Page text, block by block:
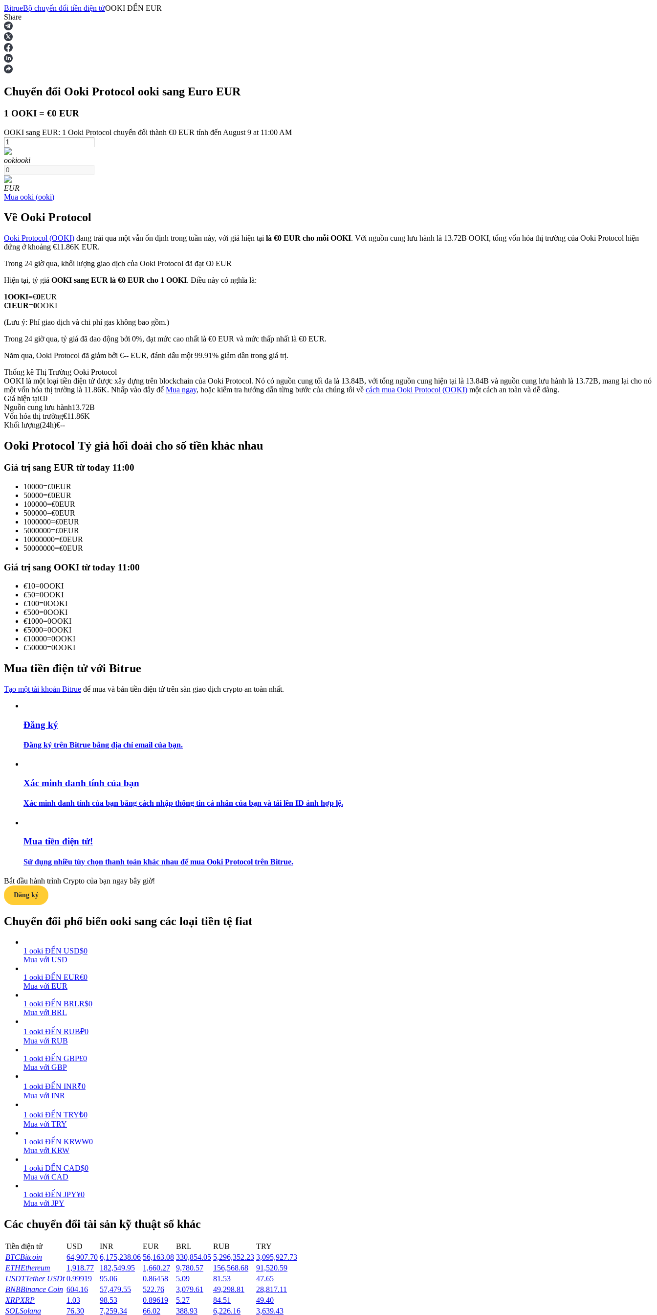
Hợp đồng tương lai
USDT Futures
Futures sử dụng USDT làm tài sản thế chấp
COIN-M Futures
Futures sử dụng token làm tài sản thế chấp
Futures sử dụng USDC làm tài sản thế chấp
Sao chép Giao dịch
Tham gia cùng các nhà giao dịch hàng đầu
Trở thành Nhà giao dịch Sao chép
Thông tin
Phân tích dữ liệu lớn bao gồm thông tin giao dịch, v.v.
Hướng dẫn
Chiến lược giao dịch
Học cách duy trì lợi nhuận
Làm cho tài sản của bạn tăng giá trị đều đặn
BitrueBộ chuyển đổi tiền điện tửOOKI ĐẾN EUR
Share
Chuyển đổi Ooki Protocol ooki sang Euro EUR
1 OOKI = €0 EUR
OOKI sang EUR: 1 Ooki Protocol chuyển đổi thành €0 EUR tính đến August 9 at 11:00 AM
ookiooki
EUR
Mua ooki (ooki)
Về Ooki Protocol
Ooki Protocol (OOKI) đang trải qua một vẫn ổn định trong tuần này, với giá hiện tại là €0 EUR cho mỗi OOKI. Với nguồn cung lưu hành là 13.72B OOKI, tổng vốn hóa thị trường của Ooki Protocol hiện
đứng ở khoảng €11.86K EUR.
Trong 24 giờ qua, khối lượng giao dịch của Ooki Protocol đã đạt €0 EUR
Hiện tại, tỷ giá OOKI sang EUR là €0 EUR cho 1 OOKI. Điều này có nghĩa là:
1OOKI=€0EUR
€1EUR=0OOKI
(Lưu ý: Phí giao dịch và chi phí gas không bao gồm.)
Trong 24 giờ qua, tỷ giá đã dao động bởi 0%, đạt mức cao nhất là €0 EUR và mức thấp nhất là €0 EUR.
Năm qua, Ooki Protocol đã giảm bởi €-- EUR, đánh dấu một 99.91% giảm dần trong giá trị.
Thống kê Thị Trường Ooki Protocol
OOKI là một loại tiền điện tử được xây dựng trên blockchain của Ooki Protocol. Nó có nguồn cung tối đa là 13.84B, với tổng nguồn cung hiện tại là 13.84B và nguồn cung lưu hành là 13.72B, mang lại cho nó
một vốn hóa thị trường là 11.86K. Nhấp vào đây để Mua ngay, hoặc kiểm tra hướng dẫn từng bước của chúng tôi về cách mua Ooki Protocol (OOKI) một cách an toàn và dễ dàng.
Giá hiện tại€0
Nguồn cung lưu hành13.72B
Vốn hóa thị trường€11.86K
Khối lượng(24h)€--
Ooki Protocol Tỷ giá hối đoái cho số tiền khác nhau
Giá trị sang EUR từ today 11:00
10000=€0EUR
50000=€0EUR
100000=€0EUR
500000=€0EUR
1000000=€0EUR
5000000=€0EUR
10000000=€0EUR
50000000=€0EUR
Giá trị sang OOKI từ today 11:00
€10=0OOKI
€50=0OOKI
€100=0OOKI
€500=0OOKI
€1000=0OOKI
€5000=0OOKI
€10000=0OOKI
€50000=0OOKI
Mua tiền điện tử với Bitrue
Tạo một tài khoản Bitrue để mua và bán tiền điện tử trên sàn giao dịch crypto an toàn nhất.
Đăng ký
Đăng ký trên Bitrue bằng địa chỉ email của bạn.
Xác minh danh tính của bạn
Xác minh danh tính của bạn bằng cách nhập thông tin cá nhân của bạn và tải lên ID ảnh hợp lệ.
Mua tiền điện tử!
Sử dụng nhiều tùy chọn thanh toán khác nhau để mua Ooki Protocol trên Bitrue.
Bắt đầu hành trình Crypto của bạn ngay bây giờ!
Đăng ký
Chuyển đổi phổ biến ooki sang các loại tiền tệ fiat
1 ooki ĐẾN USD$0
Mua với USD
1 ooki ĐẾN EUR€0
Mua với EUR
1 ooki ĐẾN BRLR$0
Mua với BRL
1 ooki ĐẾN RUB₽0
Mua với RUB
1 ooki ĐẾN GBP£0
Mua với GBP
1 ooki ĐẾN INR₹0
Mua với INR
1 ooki ĐẾN TRY₺0
Mua với TRY
1 ooki ĐẾN KRW₩0
Mua với KRW
1 ooki ĐẾN CAD$0
Mua với CAD
1 ooki ĐẾN JPY¥0
Mua với JPY
Các chuyển đổi tài sản kỹ thuật số khác
Tiền điện tử USD INR EUR BRL RUB
TRY
BTCBitcoin 64,907.70 6,175,238.06 56,163.08 330,854.05 5,296,352.23 3,095,927.73
ETHEthereum 1,918.77 182,549.95 1,660.27 9,780.57 156,568.68
91,520.59
USDTTether USDt 0.99919 95.06 0.86458 5.09 81.53
47.65
BNBBinance Coin 604.16 57,479.55 522.76 3,079.61 49,298.81
28,817.11
XRPXRP 1.03 98.53 0.89619 5.27 84.51
49.40
SOLSolana 76.30 7,259.34 66.02 388.93 6,226.16
3,639.43